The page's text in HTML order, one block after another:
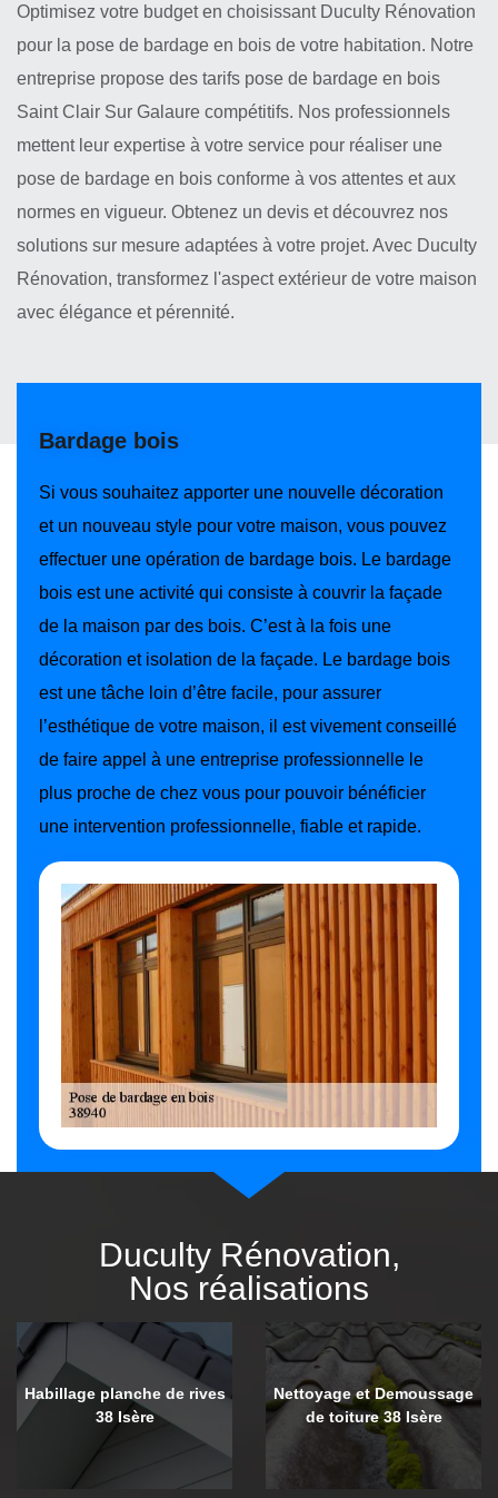
Optimisez votre budget en choisissant Duculty Rénovation
pour la pose de bardage en bois de votre habitation. Notre
entreprise propose des tarifs pose de bardage en bois
Saint Clair Sur Galaure compétitifs. Nos professionnels
mettent leur expertise à votre service pour réaliser une
pose de bardage en bois conforme à vos attentes et aux
normes en vigueur. Obtenez un devis et découvrez nos
solutions sur mesure adaptées à votre projet. Avec Duculty
Rénovation, transformez l'aspect extérieur de votre maison
avec élégance et pérennité.
Bardage bois
Si vous souhaitez apporter une nouvelle décoration
et un nouveau style pour votre maison, vous pouvez
effectuer une opération de bardage bois. Le bardage
bois est une activité qui consiste à couvrir la façade
de la maison par des bois. C’est à la fois une
décoration et isolation de la façade. Le bardage bois
est une tâche loin d’être facile, pour assurer
l’esthétique de votre maison, il est vivement conseillé
de faire appel à une entreprise professionnelle le
plus proche de chez vous pour pouvoir bénéficier
une intervention professionnelle, fiable et rapide.
Duculty Rénovation,
Nos réalisations
Habillage planche de rives
38 Isère
Nettoyage et Demoussage
de toiture 38 Isère